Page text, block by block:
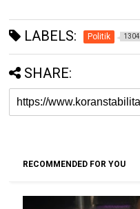
LABELS: Politik 1304
SHARE:
RECOMMENDED FOR YOU